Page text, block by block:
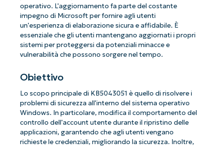
operativo. L'aggiornamento fa parte del costante
impegno di Microsoft per fornire agli utenti
un'esperienza di elaborazione sicura e affidabile. È
essenziale che gli utenti mantengano aggiornati i propri
sistemi per proteggersi da potenziali minacce e
vulnerabilità che possono sorgere nel tempo.
Obiettivo
Lo scopo principale di KB5043051 è quello di risolvere i
problemi di sicurezza all'interno del sistema operativo
Windows. In particolare, modifica il comportamento del
controllo dell'account utente durante il ripristino delle
applicazioni, garantendo che agli utenti vengano
richieste le credenziali, migliorando la sicurezza. Inoltre,